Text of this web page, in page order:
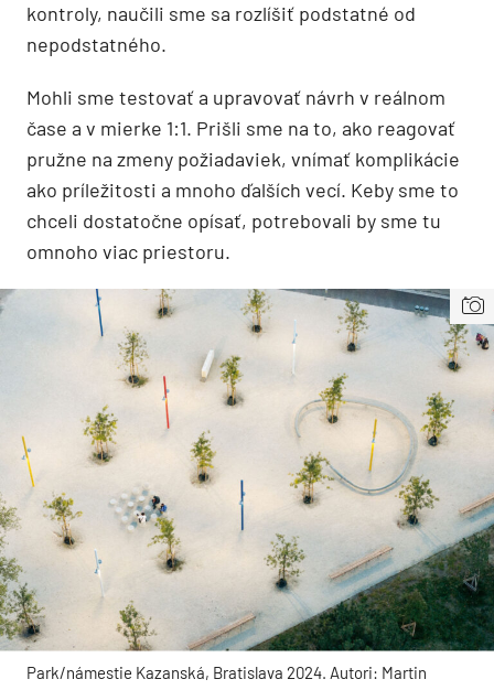
kontroly, naučili sme sa rozlíšiť podstatné od
nepodstatného.
Mohli sme testovať a upravovať návrh v reálnom
čase a v mierke 1:1. Prišli sme na to, ako reagovať
pružne na zmeny požiadaviek, vnímať komplikácie
ako príležitosti a mnoho ďalších vecí. Keby sme to
chceli dostatočne opísať, potrebovali by sme tu
omnoho viac priestoru.
Park/námestie Kazanská, Bratislava 2024. Autori: Martin